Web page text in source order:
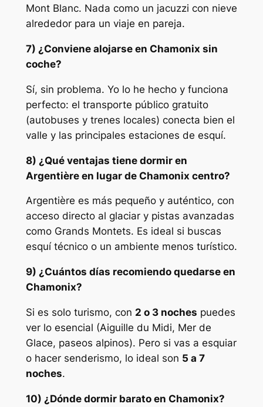
Mont Blanc. Nada como un jacuzzi con nieve
alrededor para un viaje en pareja.
7) ¿Conviene alojarse en Chamonix sin
coche?
Sí, sin problema. Yo lo he hecho y funciona
perfecto: el transporte público gratuito
(autobuses y trenes locales) conecta bien el
valle y las principales estaciones de esquí.
8) ¿Qué ventajas tiene dormir en
Argentière en lugar de Chamonix centro?
Argentière es más pequeño y auténtico, con
acceso directo al glaciar y pistas avanzadas
como Grands Montets. Es ideal si buscas
esquí técnico o un ambiente menos turístico.
9) ¿Cuántos días recomiendo quedarse en
Chamonix?
Si es solo turismo, con 2 o 3 noches puedes
ver lo esencial (Aiguille du Midi, Mer de
Glace, paseos alpinos). Pero si vas a esquiar
o hacer senderismo, lo ideal son 5 a 7
noches.
10) ¿Dónde dormir barato en Chamonix?